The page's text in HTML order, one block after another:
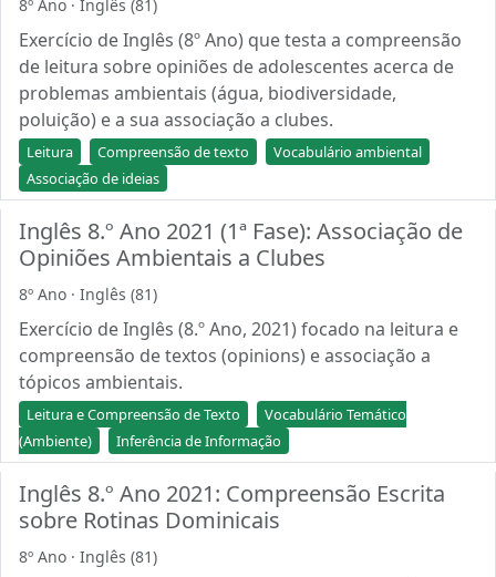
8º Ano · Inglês (81)
Exercício de Inglês (8º Ano) que testa a compreensão
de leitura sobre opiniões de adolescentes acerca de
problemas ambientais (água, biodiversidade,
poluição) e a sua associação a clubes.
Leitura Compreensão de texto
Vocabulário ambiental
Associação de ideias
Inglês 8.º Ano 2021 (1ª Fase): Associação de
Opiniões Ambientais a Clubes
8º Ano · Inglês (81)
Exercício de Inglês (8.º Ano, 2021) focado na leitura e
compreensão de textos (opinions) e associação a
tópicos ambientais.
Leitura e Compreensão de Texto
Vocabulário Temático
(Ambiente)
Inferência de Informação
Inglês 8.º Ano 2021: Compreensão Escrita
sobre Rotinas Dominicais
8º Ano · Inglês (81)